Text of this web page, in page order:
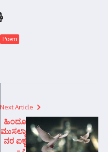
Poem
Next Article
ಹಿಂದೂ
ಮುಸಲ್ಮಾ
ನರ ಐಕ್ಯ